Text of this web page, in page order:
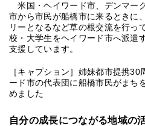
米国・ヘイワード市、デンマー
市から市民が船橋市に来るときに
リーとなるなど草の根交流を行っ
校・大学生をヘイワード市へ派遣
支援しています。
［キャプション］姉妹都市提携
ード市の代表団に船橋市民がまち
めました
自分の成長につながる地域の